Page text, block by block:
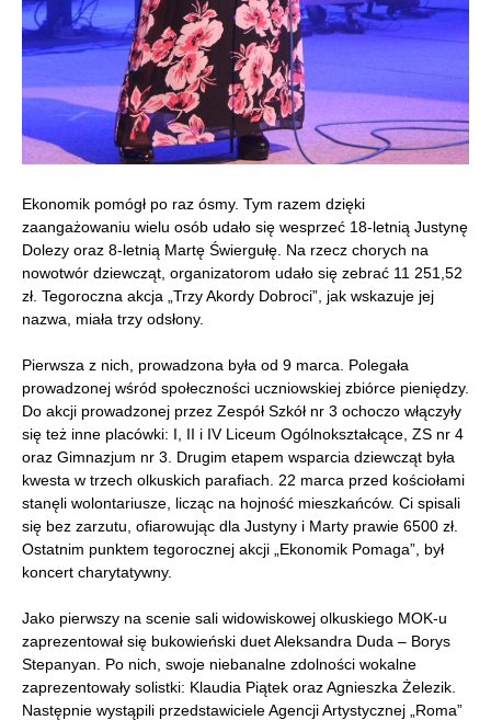
Ekonomik pomógł po raz ósmy. Tym razem dzięki
zaangażowaniu wielu osób udało się wesprzeć 18-letnią Justynę
Dolezy oraz 8-letnią Martę Świergułę. Na rzecz chorych na
nowotwór dziewcząt, organizatorom udało się zebrać 11 251,52
zł. Tegoroczna akcja „Trzy Akordy Dobroci”, jak wskazuje jej
nazwa, miała trzy odsłony.
Pierwsza z nich, prowadzona była od 9 marca. Polegała
prowadzonej wśród społeczności uczniowskiej zbiórce pieniędzy.
Do akcji prowadzonej przez Zespół Szkół nr 3 ochoczo włączyły
się też inne placówki: I, II i IV Liceum Ogólnokształcące, ZS nr 4
oraz Gimnazjum nr 3. Drugim etapem wsparcia dziewcząt była
kwesta w trzech olkuskich parafiach. 22 marca przed kościołami
stanęli wolontariusze, licząc na hojność mieszkańców. Ci spisali
się bez zarzutu, ofiarowując dla Justyny i Marty prawie 6500 zł.
Ostatnim punktem tegorocznej akcji „Ekonomik Pomaga”, był
koncert charytatywny.
Jako pierwszy na scenie sali widowiskowej olkuskiego MOK-u
zaprezentował się bukowieński duet Aleksandra Duda – Borys
Stepanyan. Po nich, swoje niebanalne zdolności wokalne
zaprezentowały solistki: Klaudia Piątek oraz Agnieszka Żelezik.
Następnie wystąpili przedstawiciele Agencji Artystycznej „Roma”